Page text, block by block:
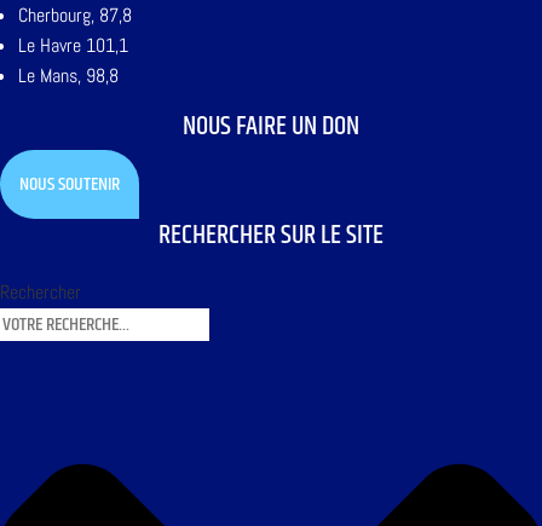
Cherbourg, 87,8
Le Havre 101,1
Le Mans, 98,8
NOUS FAIRE UN DON
NOUS SOUTENIR
RECHERCHER SUR LE SITE
Rechercher